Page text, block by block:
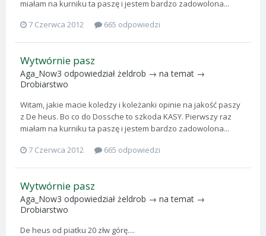
miałam na kurniku ta paszę i jestem bardzo zadowolona...
7 Czerwca 2012
665 odpowiedzi
Wytwórnie pasz
Aga_Now3 odpowiedział żeldrob → na temat →
Drobiarstwo
Witam, jakie macie koledzy i koleżanki opinie na jakość paszy
z De heus. Bo co do Dossche to szkoda KASY. Pierwszy raz
miałam na kurniku ta paszę i jestem bardzo zadowolona...
7 Czerwca 2012
665 odpowiedzi
Wytwórnie pasz
Aga_Now3 odpowiedział żeldrob → na temat →
Drobiarstwo
De heus od piatku 20 złw górę....